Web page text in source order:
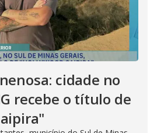
cidade no
recebe o título de